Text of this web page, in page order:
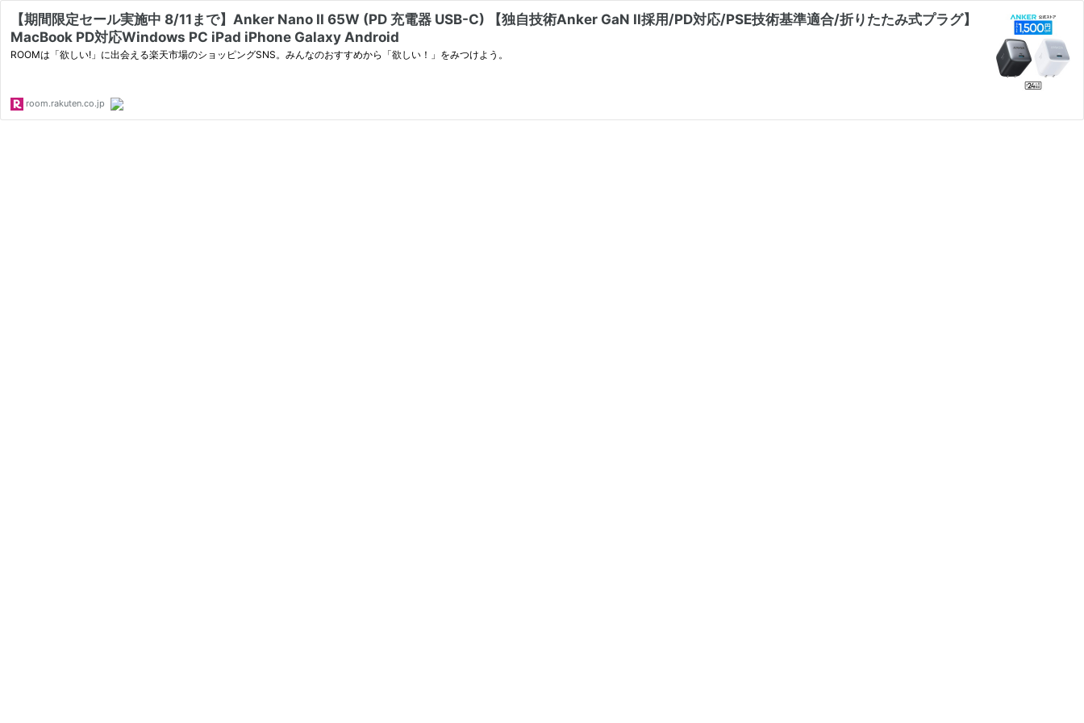
【期間限定セール実施中 8/11まで】Anker Nano II 65W (PD 充電器 USB-C) 【独自技術Anker GaN II採用/PD対応/PSE技術基準適合/折りたたみ式プラグ】
MacBook PD対応Windows PC iPad iPhone Galaxy Android
ROOMは「欲しい!」に出会える楽天市場のショッピングSNS。みんなのおすすめから「欲しい！」をみつけよう。
room.rakuten.co.jp